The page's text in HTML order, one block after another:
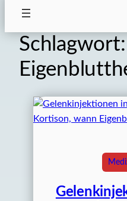
Schlagwort: